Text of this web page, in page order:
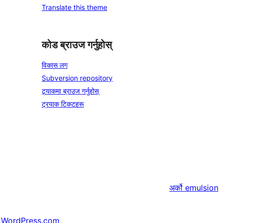
Translate this theme
कोड ब्राउज गर्नुहोस्
विकास लग
Subversion repository
ट्र्याकमा ब्राउज गर्नुहोस्
ट्रयाक टिकटहरू
अर्को emulsion
WordPress.com